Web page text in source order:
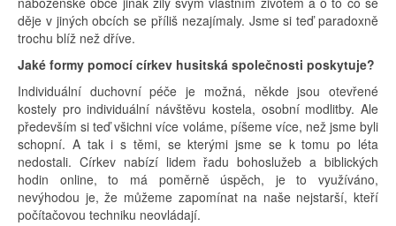
děje v jiných obcích se příliš nezajímaly. Jsme si teď paradoxně
trochu blíž než dříve.
Jaké formy pomocí církev husitská společnosti poskytuje?
Individuální duchovní péče je možná, někde jsou otevřené
kostely pro individuální návštěvu kostela, osobní modlitby. Ale
především si teď všichni více voláme, píšeme více, než jsme byli
schopní. A tak i s těmi, se kterými jsme se k tomu po léta
nedostali. Církev nabízí lidem řadu bohoslužeb a biblických
hodin online, to má poměrně úspěch, je to využíváno,
nevýhodou je, že můžeme zapomínat na naše nejstarší, kteří
počítačovou techniku neovládají.